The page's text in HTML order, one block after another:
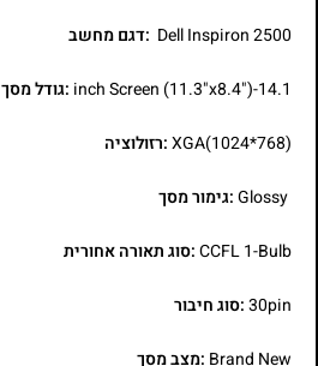
Dell Inspiron 2500 :דגם מחשב
14.1-inch Screen (11.3"x8.4") :גודל מסך
XGA(1024*768):רזולוציה
Glossy:גימור מסך
CCFL 1-Bulb:סוג תאורה אחורית
30pin:סוג חיבור
Brand New :מצב מסך